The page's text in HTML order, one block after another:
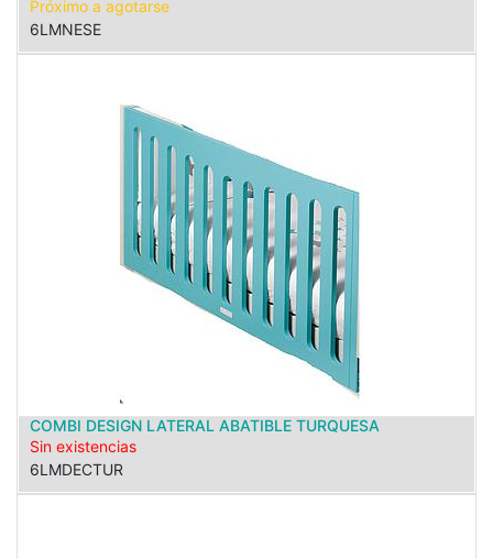
Próximo a agotarse
6LMNESE
COMBI DESIGN LATERAL ABATIBLE TURQUESA
Sin existencias
6LMDECTUR